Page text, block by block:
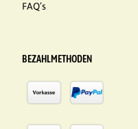
FAQ’s
BEZAHLMETHODEN